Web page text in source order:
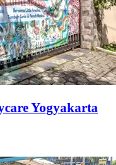
Yogyakarta